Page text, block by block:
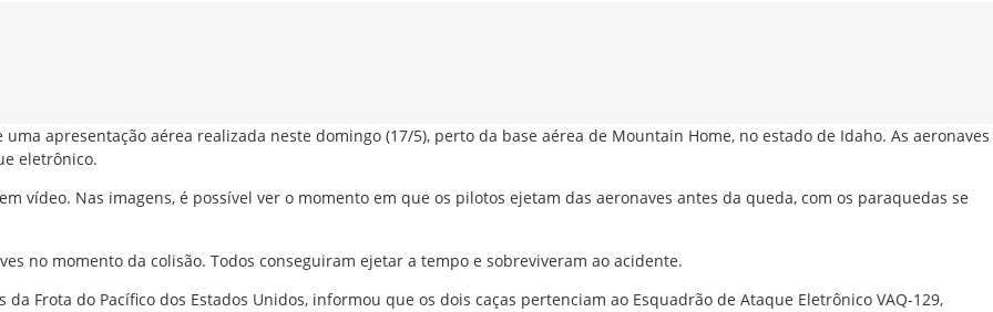
apresentação aérea realizada neste domingo (17/5), perto da base aérea de Mountain Home, no estado de Idaho. As aeronaves
eletrônico.
vídeo. Nas imagens, é possível ver o momento em que os pilotos ejetam das aeronaves antes da queda, com os paraquedas se
no momento da colisão. Todos conseguiram ejetar a tempo e sobreviveram ao acidente.
Frota do Pacífico dos Estados Unidos, informou que os dois caças pertenciam ao Esquadrão de Ataque Eletrônico VAQ-129,